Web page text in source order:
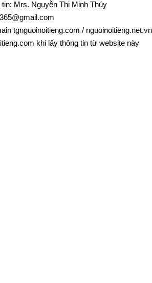
Mrs. Nguyễn Thị Minh Thúy
tgnguoinoitieng.com / nguoinoitieng.net.vn
khi lấy thông tin từ website này